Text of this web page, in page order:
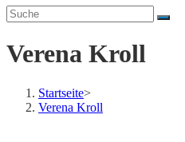
umschalten
Verena Kroll
Startseite>
Verena Kroll